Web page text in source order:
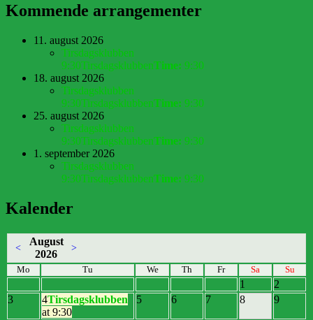
Kommende arrangementer
11. august 2026
Tirsdagsklubben
9:30TirsdagsklubbenTime: 9:30
18. august 2026
Tirsdagsklubben
9:30TirsdagsklubbenTime: 9:30
25. august 2026
Tirsdagsklubben
9:30TirsdagsklubbenTime: 9:30
1. september 2026
Tirsdagsklubben
9:30TirsdagsklubbenTime: 9:30
Kalender
<
August
2026
>
Mo Tu We Th Fr Sa Su
1
2
3
4Tirsdagsklubben
at 9:30
5 6 7 8 9